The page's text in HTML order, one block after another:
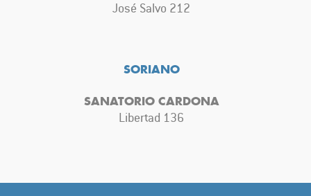
José Salvo 212
SORIANO
SANATORIO CARDONA
Libertad 136